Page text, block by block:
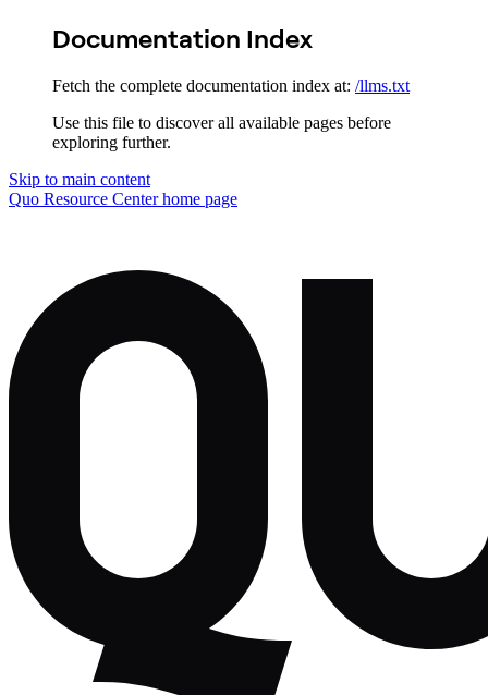
Documentation Index
Fetch the complete documentation index at: /llms.txt
Use this file to discover all available pages before
exploring further.
Skip to main content
Quo Resource Centerhome page